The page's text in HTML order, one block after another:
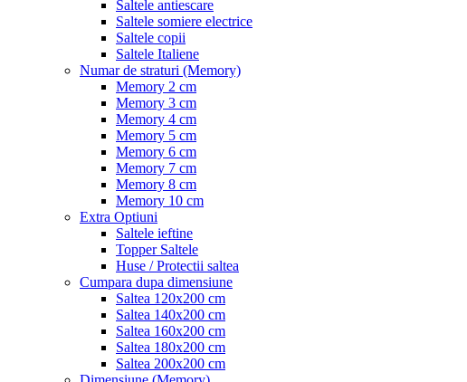
Saltele antiescare
Saltele somiere electrice
Saltele copii
Saltele Italiene
Numar de straturi (Memory)
Memory 2 cm
Memory 3 cm
Memory 4 cm
Memory 5 cm
Memory 6 cm
Memory 7 cm
Memory 8 cm
Memory 10 cm
Extra Optiuni
Saltele ieftine
Topper Saltele
Huse / Protectii saltea
Cumpara dupa dimensiune
Saltea 120x200 cm
Saltea 140x200 cm
Saltea 160x200 cm
Saltea 180x200 cm
Saltea 200x200 cm